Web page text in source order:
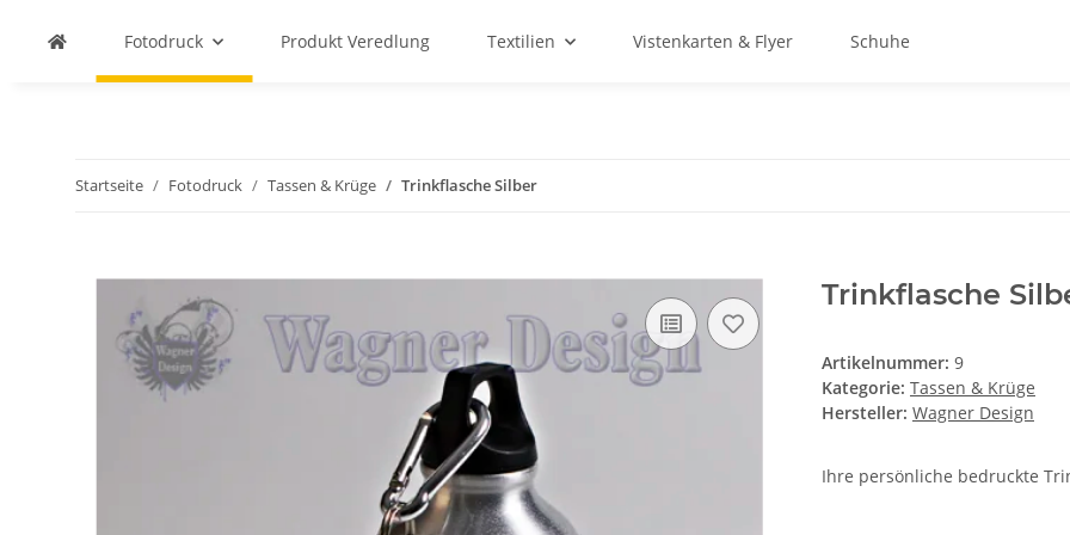
Fotodruck Produkt Veredlung Textilien Vistenkarten & Flyer Schuhe
Startseite Fotodruck Tassen & Krüge Trinkflasche Silber
Trinkflasche
Artikelnummer: 9
Kategorie: Tassen & Krüge
Hersteller: Wagner Design
Ihre persönliche bedruckte